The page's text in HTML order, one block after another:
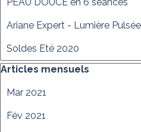
Ariane Expert - Lumière Pulsée
Soldes Eté 2020
Sauter le bloc Articles
Articles mensuels
Mar 2021
Fév 2021